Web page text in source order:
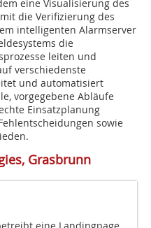
eine Visualisierung des
die Verifizierung des
intelligenten Alarmserver
die
leiten und
verschiedenste
und automatisiert
vorgegebene Abläufe
Einsatzplanung
sowie
Grasbrunn